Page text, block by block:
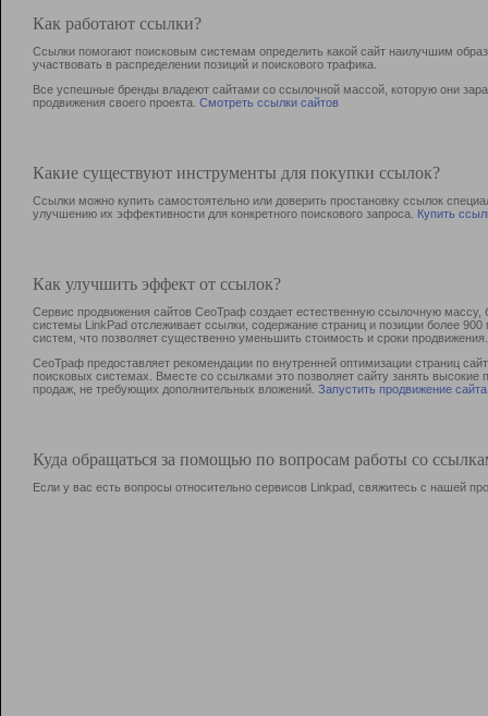
Как работают ссылки?
Ссылки помогают поисковым системам определить какой сайт наилучшим
участвовать в раcпределении позиций и поискового трафика.
Все успешные бренды владеют сайтами со ссылочной массой, которую они
продвижения своего проекта. Смотреть ссылки сайтов
Какие существуют инструменты для покупки ссылок?
Ссылки можно купить самостоятельно или доверить простановку ссылок
улучшению их эффективности для конкретного поискового запроса. Купить
Как улучшить эффект от ссылок?
Сервис продвижения сайтов СеоТраф создает естественную ссылочную
системы LinkPad отслеживает ссылки, содержание страниц и позиции более
систем, что позволяет существенно уменьшить стоимость и сроки продвижения.
СеоТраф предоставляет рекомендации по внутренней оптимизации страниц
поисковых системах. Вместе со ссылками это позволяет сайту занять
продаж, не требующих дополнительных вложений. Запустить продвижение сайта
Куда обращаться за помощью по вопросам работы со
Если у вас есть вопросы относительно сервисов Linkpad, свяжитесь с нашей